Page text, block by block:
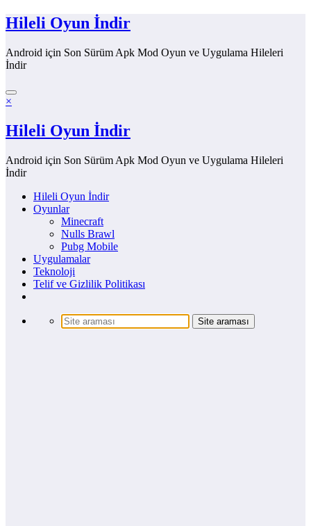
İçeriğe
atla
Hileli Oyun İndir
Android için Son Sürüm Apk Mod Oyun ve Uygulama Hileleri
İndir
×
Hileli Oyun İndir
Android için Son Sürüm Apk Mod Oyun ve Uygulama Hileleri
İndir
Hileli Oyun İndir
Oyunlar
Minecraft
Nulls Brawl
Pubg Mobile
Uygulamalar
Teknoloji
Telif ve Gizlilik Politikası